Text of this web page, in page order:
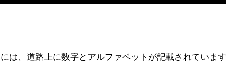
は、道路上に数字とアルファベットが記載されていま